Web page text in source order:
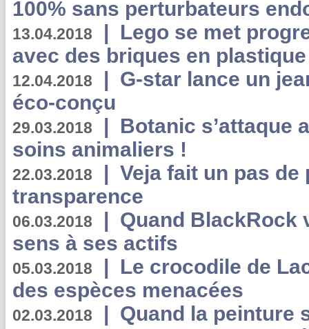
100% sans perturbateurs
13.04.2018 | Lego se met
avec des briques en
12.04.2018 | G-star lance un
éco-conçu
29.03.2018 | Botanic s’attaque
soins animaliers !
22.03.2018 | Veja fait un pas de
transparence
06.03.2018 | Quand BlackRock
sens à ses actifs
05.03.2018 | Le crocodile de
des espèces menacées
02.03.2018 | Quand la peinture